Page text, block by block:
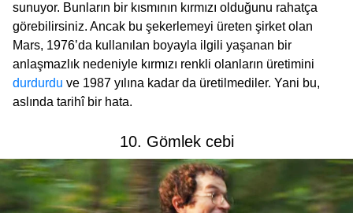
sunuyor. Bunların bir kısmının kırmızı olduğunu rahatça
görebilirsiniz. Ancak bu şekerlemeyi üreten şirket olan
Mars, 1976’da kullanılan boyayla ilgili yaşanan bir
anlaşmazlık nedeniyle kırmızı renkli olanların üretimini
durdurdu ve 1987 yılına kadar da üretilmediler. Yani bu,
aslında tarihî bir hata.
10. Gömlek cebi